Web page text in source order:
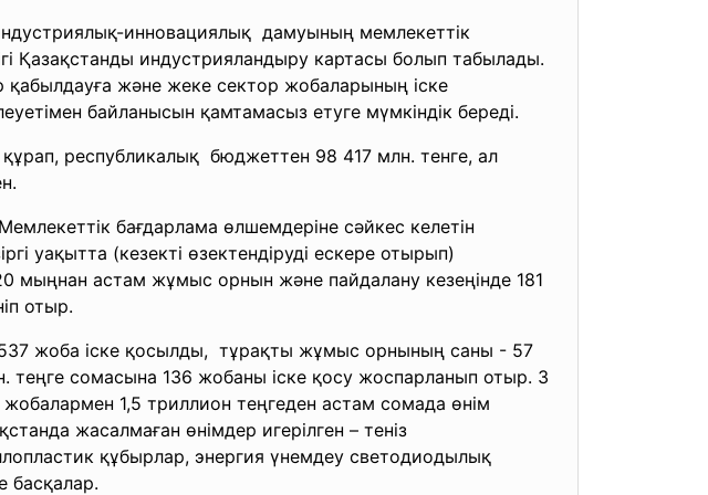
инновациялық дамуының мемлекеттiк
Қазақстанды индустрияландыру картасы болып табылады.
және жеке сектор жобаларының іске
байланысын қамтамасыз етуге мүмкiндiк бередi.
республикалық бюджеттен 98 417 млн. тенге, ал
бағдарлама өлшемдерiне сәйкес келетiн
уақытта (кезекті өзектендіруді ескере отырып)
мыңнан астам жұмыс орнын және пайдалану кезеңінде 181
отыр.
жоба іске қосылды, тұрақты жұмыс орнының саны - 57
сомасына 136 жобаны іске қосу жоспарланып отыр. 3
жобалармен 1,5 триллион теңгеден астам сомада өнім
жасалмаған өнімдер игерілген – теніз
құбырлар, энергия үнемдеу светодиодылық
басқалар.